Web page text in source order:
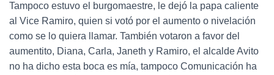
Tampoco estuvo el burgomaestre, le dejó la papa caliente
al Vice Ramiro, quien si votó por el aumento o nivelación
como se lo quiera llamar. También votaron a favor del
aumentito, Diana, Carla, Janeth y Ramiro, el alcalde Avito
no ha dicho esta boca es mía, tampoco Comunicación ha